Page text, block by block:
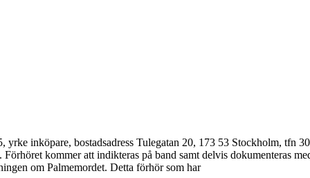
inköpare, bostadsadress Tulegatan 20, 173 53 Stockholm, tfn
kommer att indikteras på band samt delvis dokumenteras
om Palmemordet. Detta förhör som har